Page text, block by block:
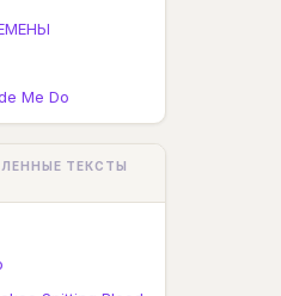
Me Do
ТЕКСТЫ